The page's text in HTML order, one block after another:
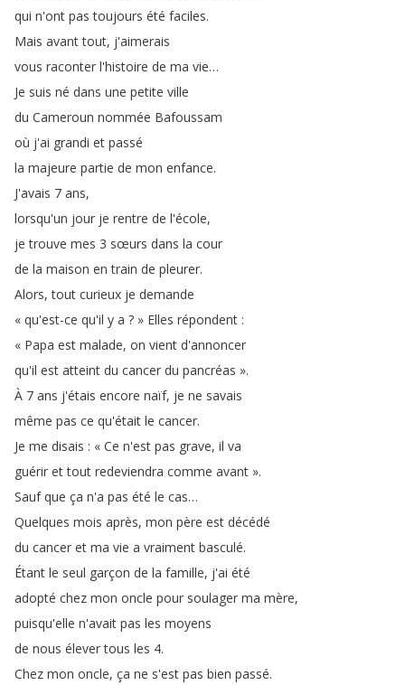
qui n'ont pas toujours été faciles.
Mais avant tout, j'aimerais
vous raconter l'histoire de ma vie…
Je suis né dans une petite ville
du Cameroun nommée Bafoussam
où j'ai grandi et passé
la majeure partie de mon enfance.
J'avais 7 ans,
lorsqu'un jour je rentre de l'école,
je trouve mes 3 sœurs dans la cour
de la maison en train de pleurer.
Alors,tout curieux je demande
« qu'est-ce qu'il y a ? » Elles répondent :
« Papa est malade, on vient d'annoncer
qu'il est atteint du cancer du pancréas ».
À 7 ans j'étais encore naïf, je ne savais
même pas ce qu'était le cancer.
Je me disais : « Ce n'est pas grave, il va
guérir et tout redeviendra comme avant ».
Sauf que ça n'a pas été le cas…
Quelques mois après, mon père est décédé
du cancer et ma vie a vraiment basculé.
Étant le seul garçon de la famille, j'ai été
adopté chez mon oncle pour soulager ma mère,
puisqu'elle n'avait pas les moyens
de nous élever tous les 4.
Chez mon oncle, ça ne s'est pas bien passé.